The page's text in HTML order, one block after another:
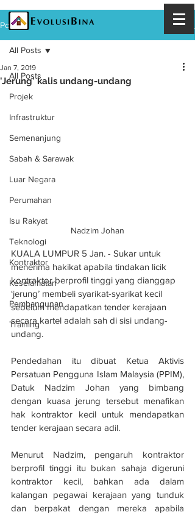
Post
All Posts
Projek
Infrastruktur
Semenanjung
Sabah & Sarawak
Luar Negara
Perumahan
Isu Rakyat
Teknologi
Kontraktor
Keselamatan
Pembangunan
Training
All Posts
'Jerung' kalis undang-undang
Jan 7, 2019
Nadzim Johan
KUALA LUMPUR 5 Jan. - Sukar untuk
menerima hakikat apabila tindakan licik
kontraktor berprofil tinggi yang dianggap
‘jerung’ membeli syarikat-syarikat kecil
sebelum mendapatkan tender kerajaan
secara kartel adalah sah di sisi undang-
undang.
Pendedahan itu dibuat Ketua Aktivis
Persatuan Pengguna Islam Malaysia (PPIM),
Datuk Nadzim Johan yang bimbang
dengan kuasa jerung tersebut menafikan
hak kontraktor kecil untuk mendapatkan
tender kerajaan secara adil.
Menurut Nadzim, pengaruh kontraktor
berprofil tinggi itu bukan sahaja digeruni
kontraktor kecil, bahkan ada dalam
kalangan pegawai kerajaan yang tunduk
dan berpakat dengan mereka apabila